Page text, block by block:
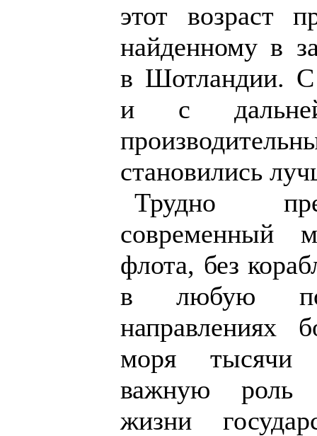
этот возраст
найденному в
в Шотландии. С
и с
становились
Трудно
современный
флота, без
в любую
направлениях
моря тысячи
важную роль
жизни